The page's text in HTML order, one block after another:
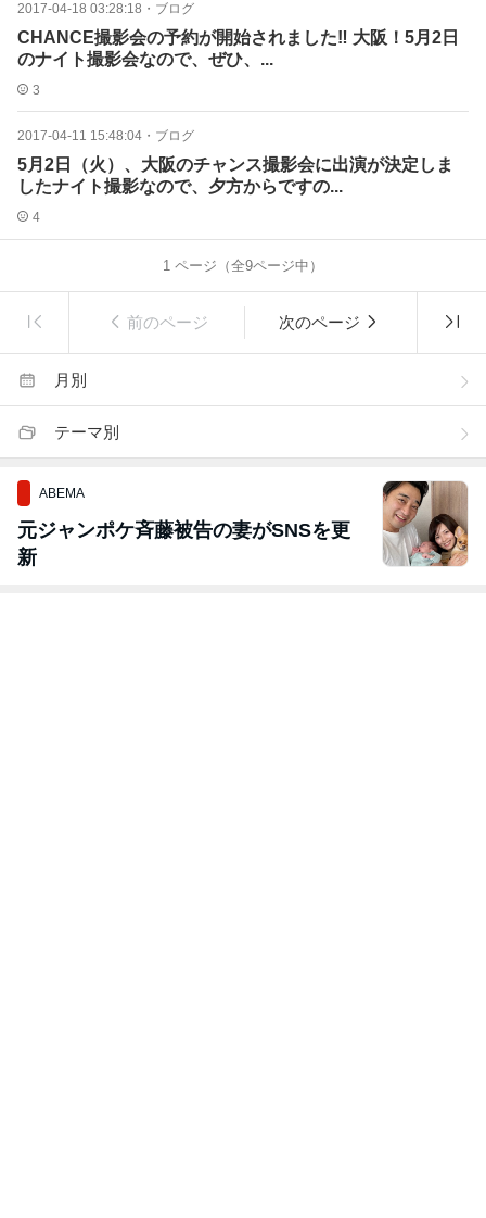
2017-04-18 03:28:18 ・ ブログ
CHANCE撮影会の予約が開始されました‼︎ 大阪！5月2日
のナイト撮影会なので、ぜひ、...
3
2017-04-11 15:48:04 ・ ブログ
5月2日（火）、大阪のチャンス撮影会に出演が決定しま
したナイト撮影なので、夕方からですの...
4
1 ページ（全9ページ中）
前のページ 次のページ
月別
テーマ別
ABEMA
元ジャンポケ斉藤被告の妻がSNSを更
新